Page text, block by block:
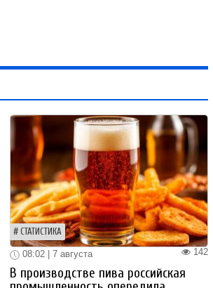
СТАТИСТИКА
142
08:02 | 7 августа
В производстве пива российская